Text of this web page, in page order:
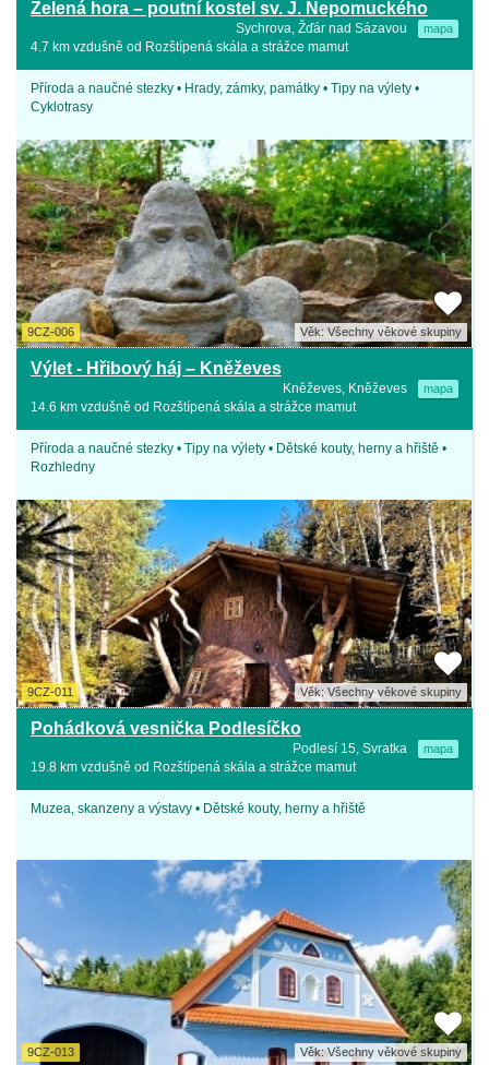
Zelená hora – poutní kostel sv. J. Nepomuckého
Sychrova, Žďár nad Sázavou mapa
4.7 km vzdušně od Rozštípená skála a strážce mamut
Příroda a naučné stezky • Hrady, zámky, památky • Tipy na výlety •
Cyklotrasy
9CZ-006 Věk: Všechny věkové skupiny
Výlet - Hřibový háj – Kněževes
Kněževes, Kněževes mapa
14.6 km vzdušně od Rozštípená skála a strážce mamut
Příroda a naučné stezky • Tipy na výlety • Dětské kouty, herny a hřiště •
Rozhledny
9CZ-011 Věk: Všechny věkové skupiny
Pohádková vesnička Podlesíčko
Podlesí 15, Svratka mapa
19.8 km vzdušně od Rozštípená skála a strážce mamut
Muzea, skanzeny a výstavy • Dětské kouty, herny a hřiště
9CZ-013 Věk: Všechny věkové skupiny